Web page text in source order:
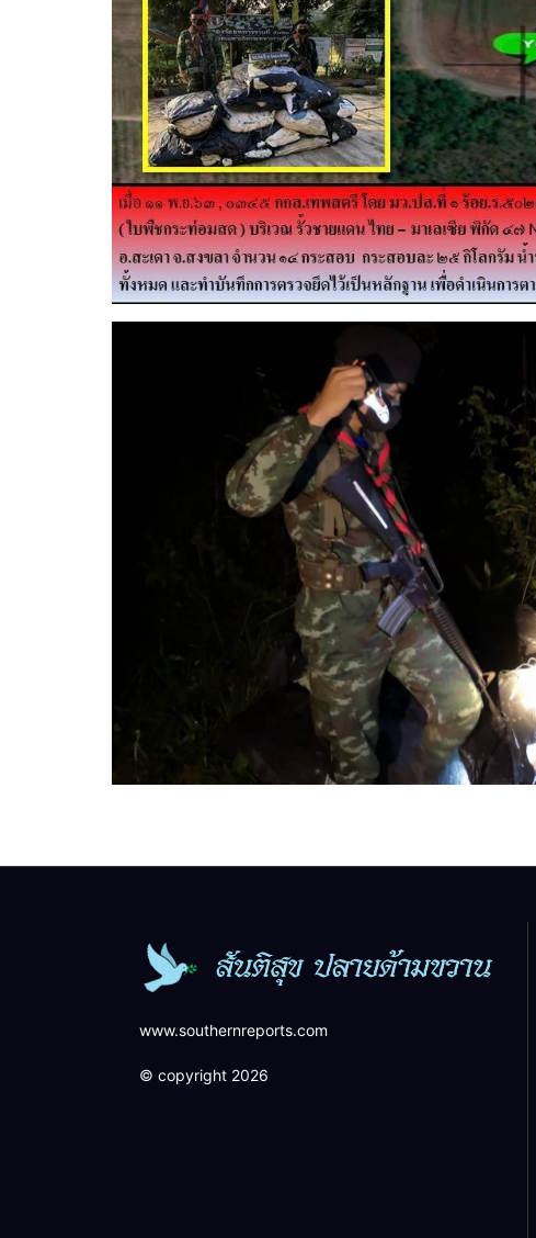
www.southernreports.com
© copyright 2026